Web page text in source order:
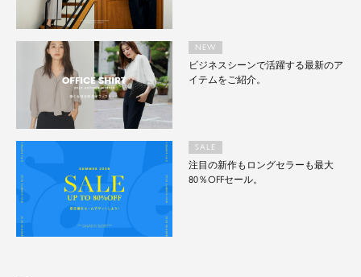
NEW
ビジネスシーンで活躍する最新のア
イテムをご紹介。
SALE
注目の新作もロングセラーも最大
80％OFFセール。